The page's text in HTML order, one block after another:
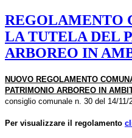
REGOLAMENTO
LA TUTELA DEL
ARBOREO IN
NUOVO REGOLAMENTO
PATRIMONIO ARBOREO IN
consiglio comunale n. 30 del 14/11/
Per visualizzare il regolamento